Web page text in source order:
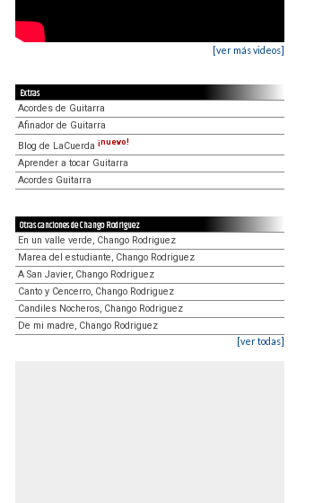
[ver más videos]
Extras
Acordes de Guitarra
Afinador de Guitarra
Blog de LaCuerda ¡nuevo!
Aprender a tocar Guitarra
Acordes Guitarra
Otras canciones de Chango Rodriguez
En un valle verde, Chango Rodriguez
Marea del estudiante, Chango Rodriguez
A San Javier, Chango Rodriguez
Canto y Cencerro, Chango Rodriguez
Candiles Nocheros, Chango Rodriguez
De mi madre, Chango Rodriguez
[ver todas]